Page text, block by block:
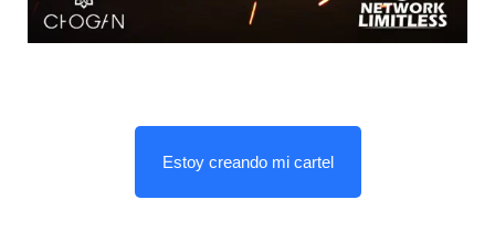
Estoy creando mi cartel